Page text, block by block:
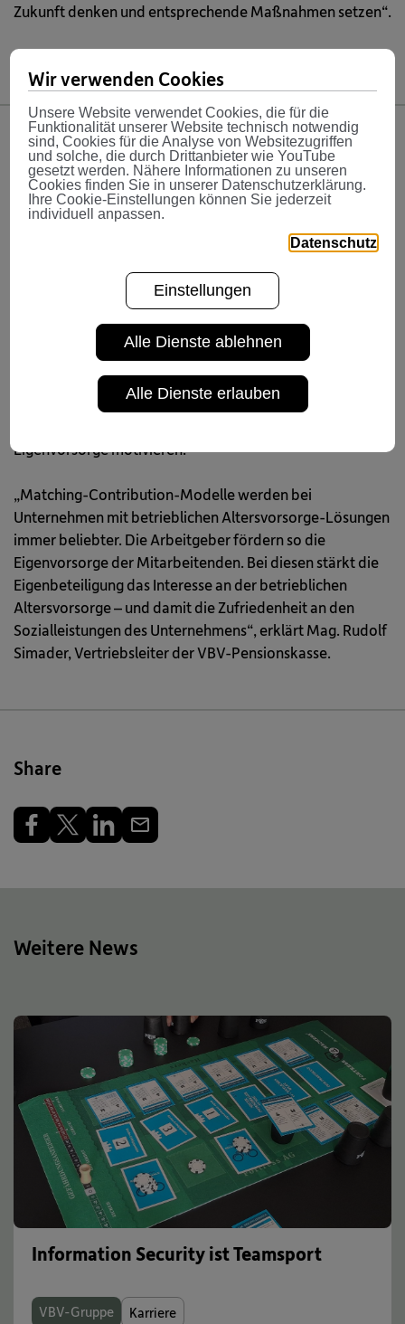
Zukunft denken und entsprechende Maßnahmen setzen“.
Bosch macht Lust auf mehr
Eigenvorsorge
Wichtig ist Bosch dabei aber auch, die Mitarbeiterinnen
und Mitarbeiter positiv zu motivieren, zusätzlich eine
eigene Pensionsvorsorge zu starten. Bosch setzt dabei
auf ein sogenanntes Matching-Contribution-Modell der
VBV. Konkret bedeutet das: Zusätzlich zum vereinbarten
Grundbeitrag zahlt Bosch allen Mitarbeiter und
Mitarbeiterinnen, die Eigenbeiträge leisten, auf das erste
Prozent an Eigenbeiträgen 100 Prozent Zinsen. Die
Eigenvorsorge motivieren.
„Matching-Contribution-Modelle werden bei
Unternehmen mit betrieblichen Altersvorsorge-Lösungen
immer beliebter. Die Arbeitgeber fördern so die
Eigenvorsorge der Mitarbeitenden. Bei diesen stärkt die
Eigenbeteiligung das Interesse an der betrieblichen
Altersvorsorge – und damit die Zufriedenheit an den
Sozialleistungen des Unternehmens“, erklärt Mag. Rudolf
Simader, Vertriebsleiter der VBV-Pensionskasse.
Share
Weitere News
Information Security ist Teamsport
VBV-Gruppe Karriere
Wir verwenden Cookies
Unsere Website verwendet Cookies, die für die
Funktionalität unserer Website technisch notwendig
sind, Cookies für die Analyse von Websitezugriffen
und solche, die durch Drittanbieter wie YouTube
gesetzt werden. Nähere Informationen zu unseren
Cookies finden Sie in unserer Datenschutzerklärung.
Ihre Cookie-Einstellungen können Sie jederzeit
individuell anpassen.
Datenschutz
Einstellungen
Alle Dienste ablehnen
Alle Dienste erlauben